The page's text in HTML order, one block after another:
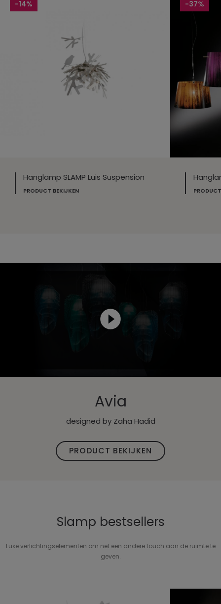
-14%
Hanglamp SLAMP Luis Suspension
PRODUCT BEKIJKEN
-37%
Avia
designed by Zaha Hadid
PRODUCT BEKIJKEN
Slamp bestsellers
Luxe verlichtingselementen om net een andere touch aan de ruimte te
geven.